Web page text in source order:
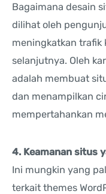
Bagaimana desain
dilihat oleh
meningkatkan trafik
selanjutnya. Oleh
adalah membuat
dan menampilkan
mempertahankan
4. Keamanan situs
Ini mungkin yang
terkait themes